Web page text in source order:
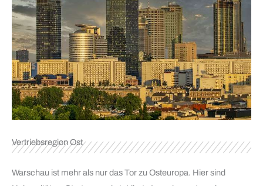
Vertriebsregion Ost
Warschau ist mehr als nur das Tor zu Osteuropa. Hier sind